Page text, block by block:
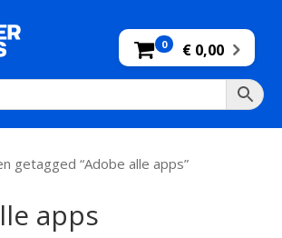
0 € 0,00
getagged “Adobe alle apps”
apps